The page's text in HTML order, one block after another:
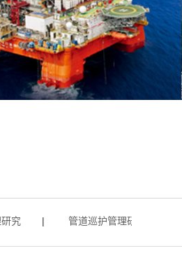
管道巡护管理研究